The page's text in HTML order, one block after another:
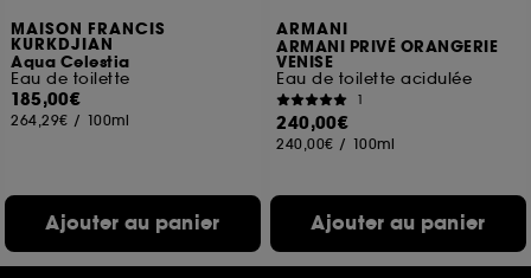
MAISON FRANCIS
KURKDJIAN
Aqua Celestia
Eau de toilette
185,00€
264,29€ / 100ml
Ajouter au panier
ARMANI
ARMANI PRIVÉ ORANGERIE
VENISE
Eau de toilette acidulée
1
240,00€
240,00€ / 100ml
Ajouter au panier